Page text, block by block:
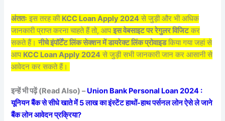
अंततः इस तरह की KCC Loan Apply 2024 से जुड़ी और भी अधिक
जानकारी प्राप्त करना चाहते हैं तो, आपइस वेबसाइट पर रेगुलर विजिटकर
सकते हैं।नीचे इंपॉर्टेंट लिंक सेक्शन में डायरेक्ट लिंक प्रोवाइडकिया गया जहां से
आप KCC Loan Apply 2024 से जुड़ी सभी जानकारी जान कर आसानी से
आवेदन कर सकते हैं।
इन्हें भी पढ़ें (Read Also) –Union Bank Personal Loan 2024 :
यूनियन बैंक से सीधे खाते में 5 लाख का इंस्टेंट हाथों-हाथ पर्सनल लोन ऐसे ले जाने
बैंक लोन आवेदन प्रक्रिया?